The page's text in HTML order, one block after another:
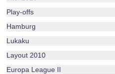
Play-offs
Hamburg
Lukaku
Layout 2010
Europa League II